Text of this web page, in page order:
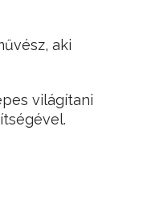
aki
világítani